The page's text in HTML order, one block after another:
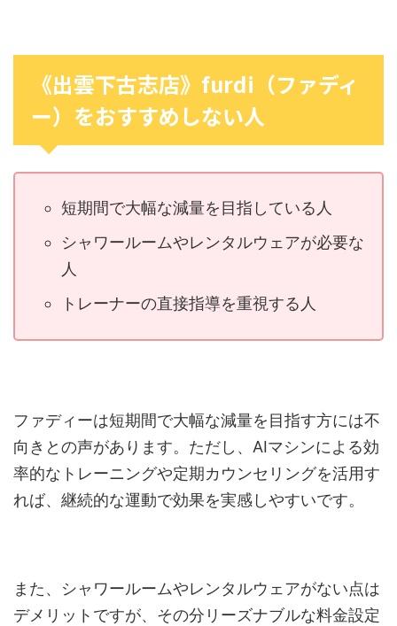
《出雲下古志店》furdi（ファディ
ー）をおすすめしない人
短期間で大幅な減量を目指している人
シャワールームやレンタルウェアが必要な
人
トレーナーの直接指導を重視する人
ファディーは短期間で大幅な減量を目指す方には不
向きとの声があります。ただし、AIマシンによる効
率的なトレーニングや定期カウンセリングを活用す
れば、継続的な運動で効果を実感しやすいです。
また、シャワールームやレンタルウェアがない点は
デメリットですが、その分リーズナブルな料金設定